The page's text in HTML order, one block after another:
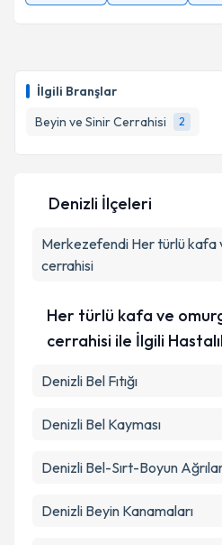
İlgili Branşlar
Beyin ve Sinir Cerrahisi
2
Denizli İlçeleri
Merkezefendi Her türlü kafa
cerrahisi
Her türlü kafa ve
cerrahisi ile İlgili
Denizli Bel Fıtığı
Denizli Bel Kayması
Denizli Bel-Sırt-Boyun
Denizli Beyin Kanamaları